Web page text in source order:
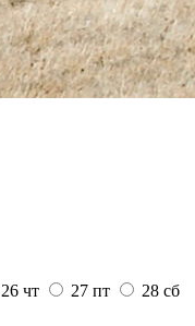
26 чт 27 пт 28 сб